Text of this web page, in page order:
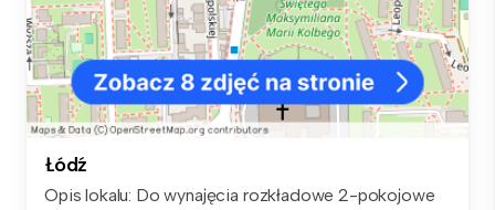
Łódź
Opis lokalu: Do wynajęcia rozkładowe 2-pokojowe